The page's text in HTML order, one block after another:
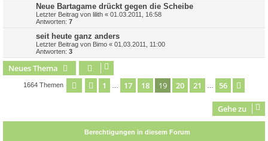
Neue Bartagame drückt gegen die Scheibe
Letzter Beitrag von lilith « 01.03.2011, 16:58
Antworten: 7
seit heute ganz anders
Letzter Beitrag von Bimo « 01.03.2011, 11:00
Antworten: 3
Neues Thema
1664 Themen Seite 19 von 56
Vorherige
1 17 18 19 20 21 56
Gehe zu
Berechtigungen in diesem Forum